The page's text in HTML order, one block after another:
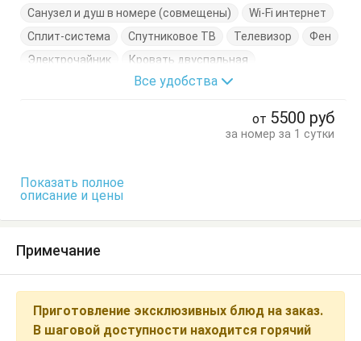
Санузел и душ в номере (совмещены)
Wi-Fi интернет
Сплит-система
Спутниковое ТВ Телевизор
Фен
Электрочайник
Кровать двуспальная
Кровать односпальная
Посуда Стол
Все удобства
от 5500 руб
за номер за 1 сутки
Показать полное
описание и цены
Примечание
Приготовление эксклюзивных блюд на заказ.
В шаговой доступности находится горячий